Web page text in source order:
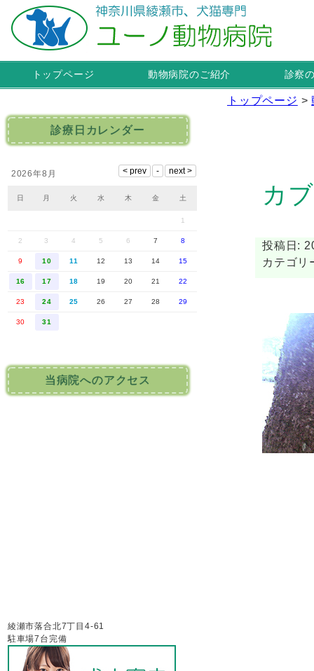
トップページ 動物病院のご紹介 診察
トップページ >
カ
投稿日:
カテゴ
診療日カレンダー
2026年8月
日 月 火 水 木 金 土
1
2 3 4 5 6 7 8
9 10 11 12 13 14 15
16 17 18 19 20 21 22
23 24 25 26 27 28 29
30 31
当病院へのアクセス
綾瀬市落合北7丁目4-61
駐車場7台完備